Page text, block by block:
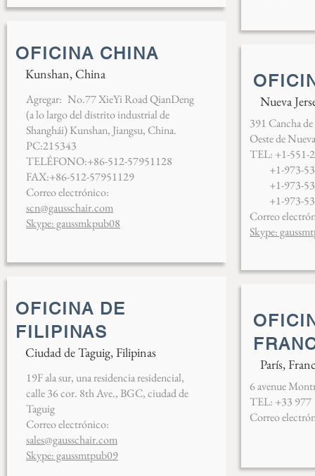
OFICINA CHINA
Kunshan, China
Agregar: No.77 XieYi Road QianDeng
(a lo largo del distrito industrial de
Shanghái) Kunshan, Jiangsu, China.
PC:215343
TELÉFONO:+86-512-57951128
FAX:+86-512-57951129
Correo electrónico:
scn@gausschair.com
Skype: gaussmkpub08
OFICINA DE
FILIPINAS
Ciudad de Taguig, Filipinas
19F ala sur, una residencia residencial,
calle 36 cor. 8th Ave., BGC, ciudad de
Taguig
Correo electrónico:
sales@gausschair.com
Skype: gaussmtpub09
Nueva
391 Cancha
Oeste de
TEL: +1-551-
+1-973-
+1-973-
+1-973-
Correo
Skype:
París,
6 avenue
TEL: +33 977
Correo